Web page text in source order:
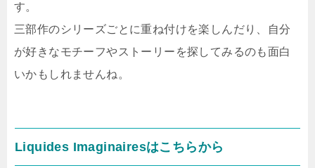
す。
三部作のシリーズごとに重ね付けを楽しんだり、自分
が好きなモチーフやストーリーを探してみるのも面白
いかもしれませんね。
Liquides Imaginairesはこちらから